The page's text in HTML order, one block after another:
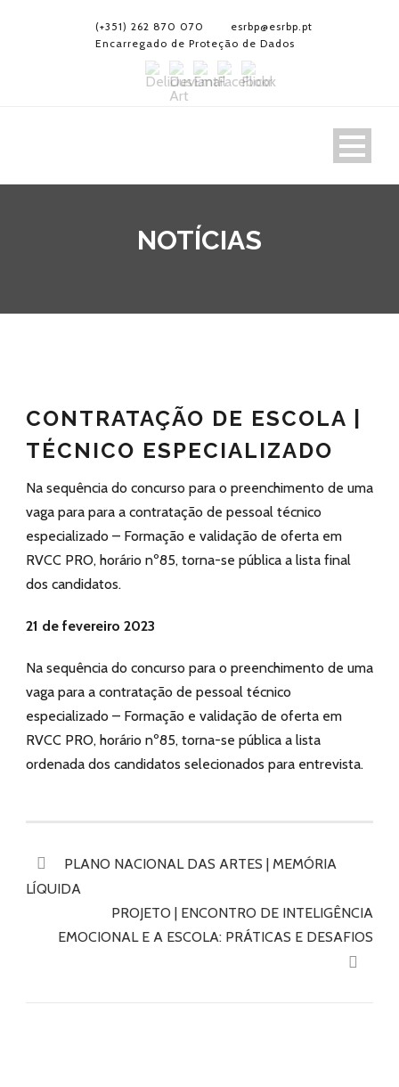
(+351) 262 870 070
esrbp@esrbp.pt
Encarregado de Proteção de Dados
NOTÍCIAS
CONTRATAÇÃO DE ESCOLA |
TÉCNICO ESPECIALIZADO
Na sequência do concurso para o preenchimento de uma
vaga para para a contratação de pessoal técnico
especializado – Formação e validação de oferta em
RVCC PRO, horário nº85, torna-se pública a lista final
dos candidatos.
21 de fevereiro 2023
Na sequência do concurso para o preenchimento de uma
vaga para a contratação de pessoal técnico
especializado – Formação e validação de oferta em
RVCC PRO, horário nº85, torna-se pública a lista
ordenada dos candidatos selecionados para entrevista.
PLANO NACIONAL DAS ARTES | MEMÓRIA
LÍQUIDA
PROJETO | ENCONTRO DE INTELIGÊNCIA
EMOCIONAL E A ESCOLA: PRÁTICAS E DESAFIOS